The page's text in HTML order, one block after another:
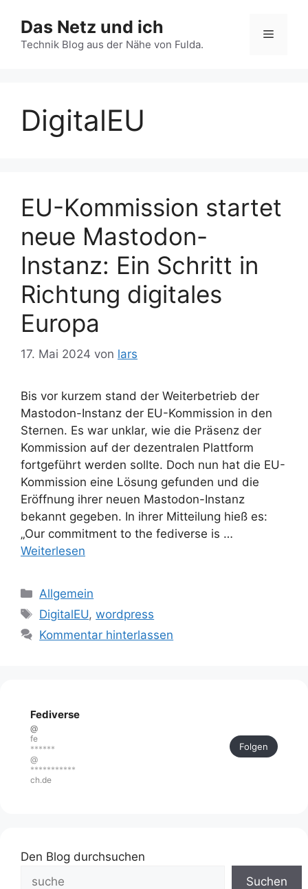
Inhalt
springen
Das Netz und ich
Technik Blog aus der Nähe von Fulda.
Menü
DigitalEU
EU-Kommission startet
neue Mastodon-
Instanz: Ein Schritt in
Richtung digitales
Europa
17. Mai 2024 von lars
Bis vor kurzem stand der Weiterbetrieb der
Mastodon-Instanz der EU-Kommission in den
Sternen. Es war unklar, wie die Präsenz der
Kommission auf der dezentralen Plattform
fortgeführt werden sollte. Doch nun hat die EU-
Kommission eine Lösung gefunden und die
Eröffnung ihrer neuen Mastodon-Instanz
bekannt gegeben. In ihrer Mitteilung hieß es:
„Our commitment to the fediverse is …
Weiterlesen
Kategorien
Allgemein
Schlagwörter
DigitalEU,wordpress
Kommentar hinterlassen
Fediverse
@
fe
******
@
***********
ch.de
Folgen
Den Blog durchsuchen
Suchen